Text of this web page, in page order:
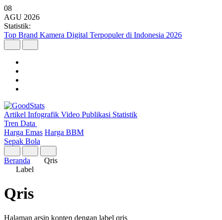
08
AGU 2026
Statistik:
Malaysia Pimpin Kunjungan Wisatawan Mancanegara ke Indonesia
pada Semester I 2026
ArtikelInfografik
Tren Data
Harga Emas
Sepak Bola
Beranda
Qris